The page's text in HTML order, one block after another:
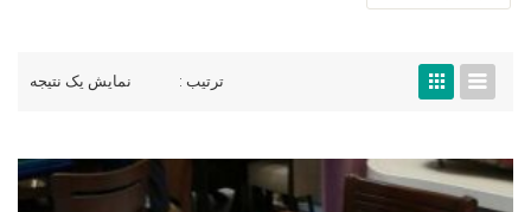
نمایش یک نتیجه ترتیب :